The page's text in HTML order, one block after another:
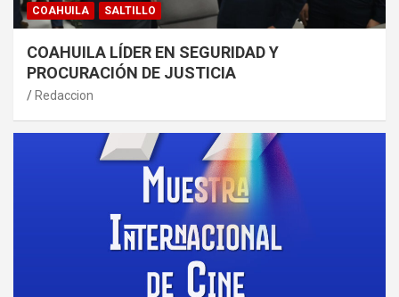
COAHUILA SALTILLO
COAHUILA LÍDER EN SEGURIDAD Y
PROCURACIÓN DE JUSTICIA
Redaccion